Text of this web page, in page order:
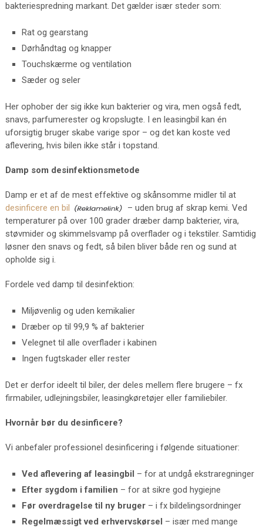
bakteriespredning markant. Det gælder især steder som:
Rat og gearstang
Dørhåndtag og knapper
Touchskærme og ventilation
Sæder og seler
Her ophober der sig ikke kun bakterier og vira, men også fedt,
snavs, parfumerester og kropslugte. I en leasingbil kan én
uforsigtig bruger skabe varige spor – og det kan koste ved
aflevering, hvis bilen ikke står i topstand.
Damp som desinfektionsmetode
Damp er et af de mest effektive og skånsomme midler til at
desinficere en bil
– uden brug af skrap kemi. Ved
temperaturer på over 100 grader dræber damp bakterier, vira,
støvmider og skimmelsvamp på overflader og i tekstiler. Samtidig
løsner den snavs og fedt, så bilen bliver både ren og sund at
opholde sig i.
Fordele ved damp til desinfektion:
Miljøvenlig og uden kemikalier
Dræber op til 99,9 % af bakterier
Velegnet til alle overflader i kabinen
Ingen fugtskader eller rester
Det er derfor ideelt til biler, der deles mellem flere brugere – fx
firmabiler, udlejningsbiler, leasingkøretøjer eller familiebiler.
Hvornår bør du desinficere?
Vi anbefaler professionel desinficering i følgende situationer:
Ved aflevering af leasingbil – for at undgå ekstraregninger
Efter sygdom i familien – for at sikre god hygiejne
Før overdragelse til ny bruger – i fx bildelingsordninger
Regelmæssigt ved erhvervskørsel – især med mange